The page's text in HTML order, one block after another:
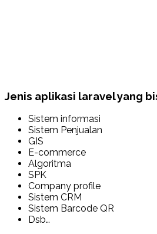
Jenis aplikasi laravel yang
Sistem informasi
Sistem Penjualan
GIS
E-commerce
Algoritma
SPK
Company profile
Sistem CRM
Sistem Barcode QR
Dsb…